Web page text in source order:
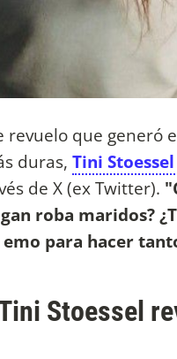
revuelo que generó
duras, Tini Stoessel
de X (ex Twitter).
roba maridos?
para hacer
Stoessel